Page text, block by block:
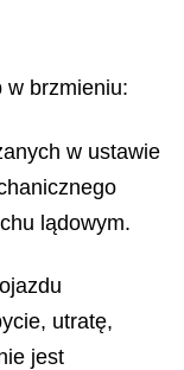
w brzmieniu:
w ustawie
lądowym.
utratę,
jest